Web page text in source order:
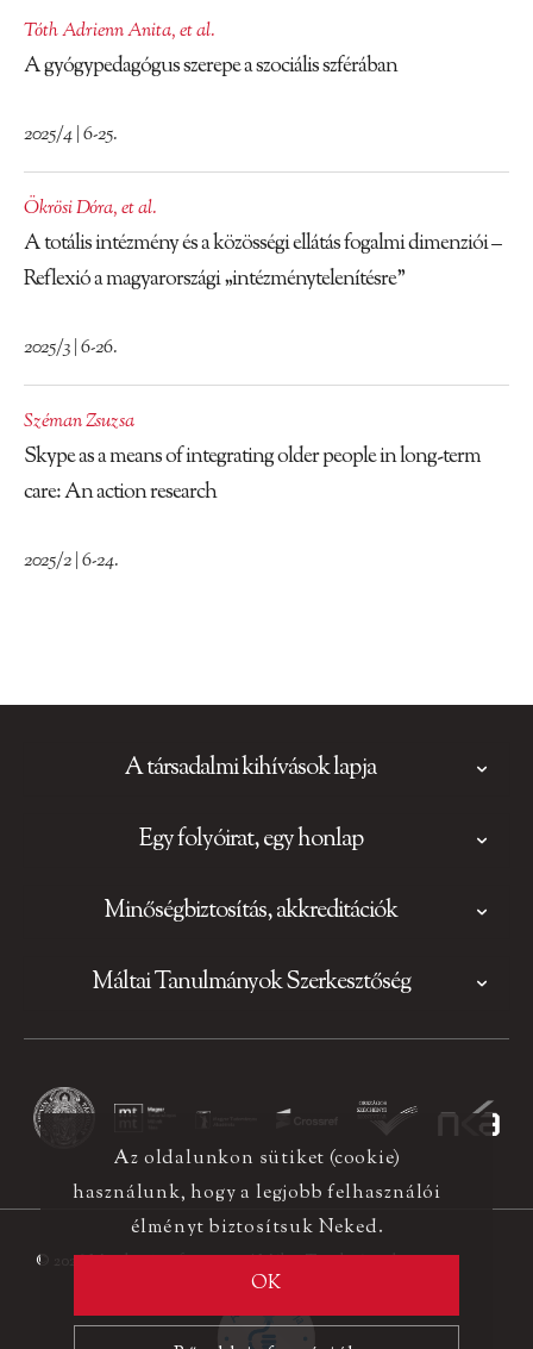
Tóth Adrienn Anita,et al.
A gyógypedagógus szerepe a szociális szférában
2025/4 | 6-25.
Ökrösi Dóra,et al.
A totális intézmény és a közösségi ellátás fogalmi dimenziói –
Reflexió a magyarországi „intézménytelenítésre”
2025/3 | 6-26.
Széman Zsuzsa
Skype as a means of integrating older people in long-term
care: An action research
2025/2 | 6-24.
A társadalmi kihívások lapja
Egy folyóirat, egy honlap
Minőségbiztosítás, akkreditációk
Máltai Tanulmányok Szerkesztőség
© 2026 Minden jog fenntartva! Máltai Tanulmányok
Az oldalunkon sütiket (cookie)
használunk, hogy a legjobb felhasználói
élményt biztosítsuk Neked.
OK